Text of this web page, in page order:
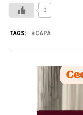
0
TAGS: CAPA